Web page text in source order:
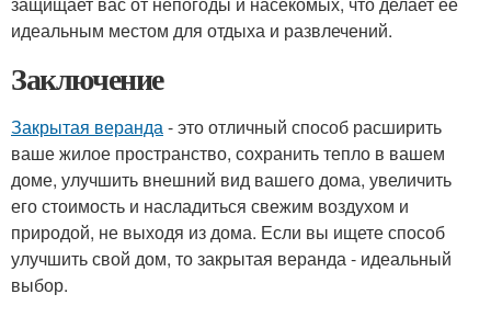
идеальным местом для отдыха и развлечений.
Заключение
Закрытая веранда- это отличный способ расширить
ваше жилое пространство, сохранить тепло в вашем
доме, улучшить внешний вид вашего дома, увеличить
его стоимость и насладиться свежим воздухом и
природой, не выходя из дома. Если вы ищете способ
улучшить свой дом, то закрытая веранда - идеальный
выбор.